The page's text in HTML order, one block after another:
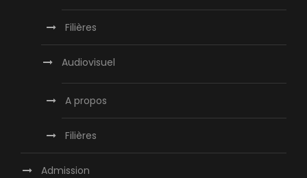
Filières
Audiovisuel
A propos
Filières
Admission